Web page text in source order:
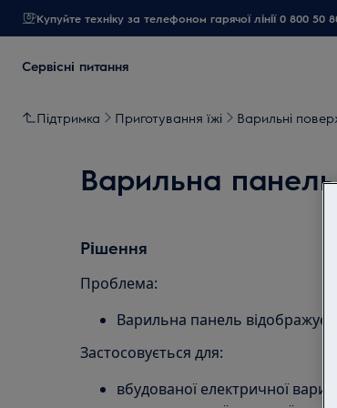
Купуйте техніку за телефоном гарячої лінії 0 800 50
Сервісні питання
Підтримка Приготування їжі Варильні
Варильна
Рішення
Проблема:
Варильна панель
Застосовується для:
вбудованої електричної